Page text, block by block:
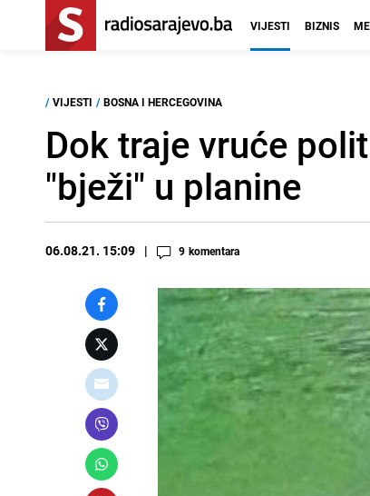
VIJESTI BIZNIS
/ VIJESTI / BOSNA I HERCEGOVINA
Dok traje vruće
"bježi" u planine
06.08.21. 15:09 9 komentara